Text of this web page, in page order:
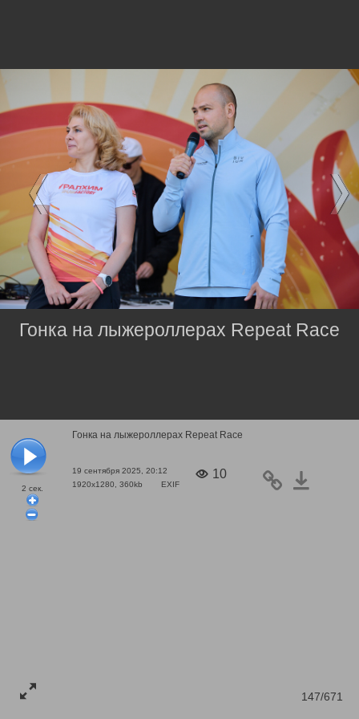
2 сек.
Гонка на лыжероллерах Repeat Race
19 сентября 2025, 20:12
1920x1280, 360kb
EXIF
10
147/671
Гонка на лыжероллерах Repeat Race